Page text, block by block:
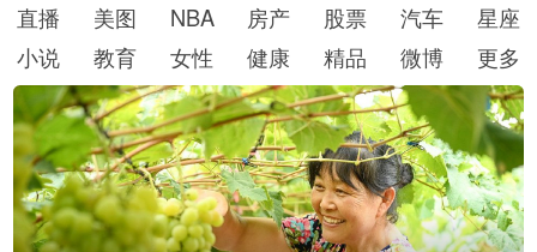
直播
美图 NBA 房产 股票 汽车
星座
小说
教育 女性 健康 精品 微博 更多